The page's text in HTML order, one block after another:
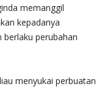
kepadanya
perubahan